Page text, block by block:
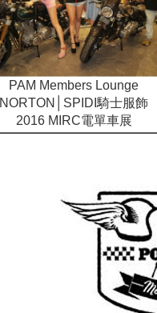
PAM Members Lounge
NORTON│SPIDI騎士服飾
2016 MIRC電單車展